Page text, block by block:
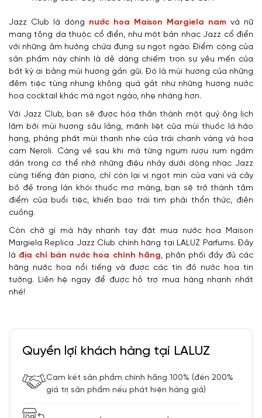
Jazz Club là dòng nước hoa Maison Margiela nam và nữ
mang tông da thuộc cổ điển, như một bản nhạc Jazz cổ điển
với những âm hưởng chứa đựng sự ngọt ngào. Điểm cộng của
sản phẩm này chính là dễ dàng chiếm trọn sự yêu mến của
bất kỳ ai bằng mùi hương gần gũi. Đó là mùi hương của những
đêm tiệc tùng nhưng không quá gắt như những hương nước
hoa cocktail khác mà ngọt ngào, nhẹ nhàng hơn.
Với Jazz Club, bạn sẽ được hóa thân thành một quý ông lịch
lãm bởi mùi hương sâu lắng, mãnh liệt của mùi thuốc lá hảo
hạng, phảng phất mùi thanh nhẹ của trái chanh vàng và hoa
cam Neroli. Càng về sau khi mà từng ngụm rượu rum ngấm
dần trong cơ thể nhờ những điệu nhảy dưới dòng nhạc Jazz
cùng tiếng đàn piano, chỉ còn lại vị ngọt mịn của vani và cây
bồ đề trong làn khói thuốc mơ màng, bạn sẽ trở thành tâm
điểm của buổi tiệc, khiến bao trái tim phải thổn thức, điên
cuồng.
Còn chờ gì mà hãy nhanh tay đặt mua nước hoa Maison
Margiela Replica Jazz Club chính hãng tại LALUZ Parfums. Đây
là địa chỉ bán nước hoa chính hãng, phân phối đầy đủ các
hãng nước hoa nổi tiếng và được các tín đồ nước hoa tin
tưởng. Liên hệ ngay để được hỗ trợ mua hàng nhanh nhất
nhé!
Quyền lợi khách hàng tại LALUZ
Cam kết sản phẩm chính hãng 100% (đền 200%
giá trị sản phẩm nếu phát hiện hàng giả)